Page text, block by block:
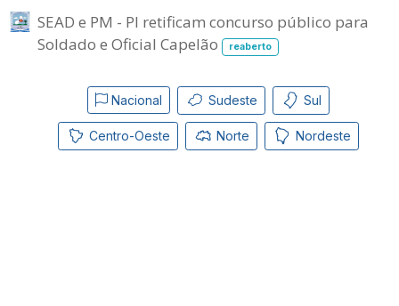
SEAD e PM - PI retificam concurso público para
Soldado e Oficial Capelão
reaberto
Nacional Sudeste Sul
Centro-Oeste Norte Nordeste